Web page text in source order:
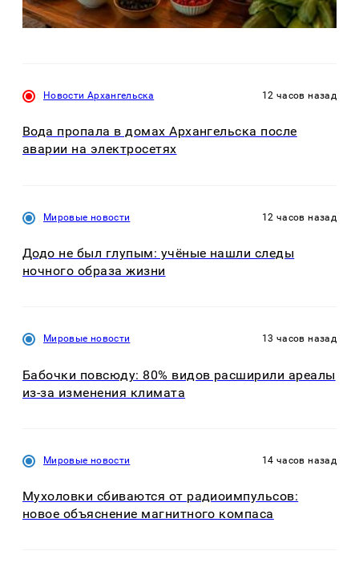
Новости Архангельска 12 часов назад
Вода пропала в домах Архангельска после
аварии на электросетях
Мировые новости 12 часов назад
Додо не был глупым: учёные нашли следы
ночного образа жизни
Мировые новости 13 часов назад
Бабочки повсюду: 80% видов расширили ареалы
из-за изменения климата
Мировые новости 14 часов назад
Мухоловки сбиваются от радиоимпульсов:
новое объяснение магнитного компаса